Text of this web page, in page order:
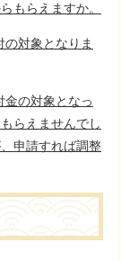
もらえますか。
対象となりま
の対象となっ
らえませんでし
申請すれば調整